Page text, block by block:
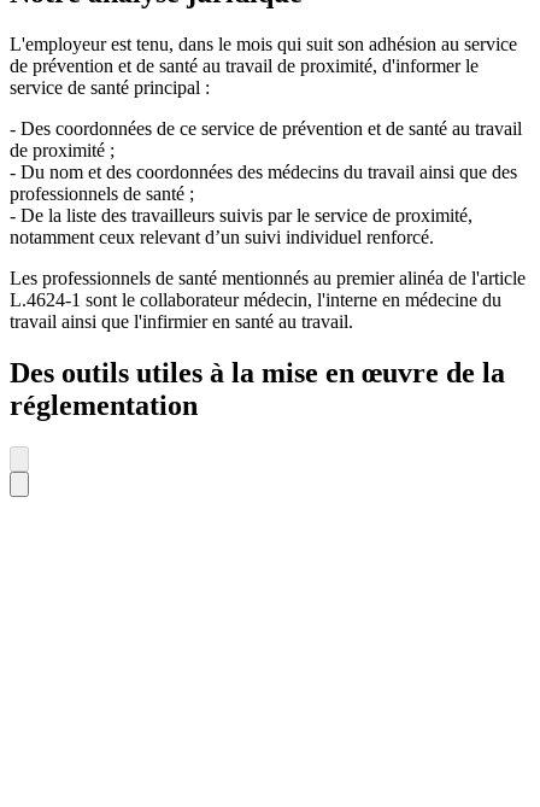
L'employeur est tenu, dans le mois qui suit son adhésion au service
de prévention et de santé au travail de proximité, d'informer le
service de santé principal :
- Des coordonnées de ce service de prévention et de santé au travail
de proximité ;
- Du nom et des coordonnées des médecins du travail ainsi que des
professionnels de santé ;
- De la liste des travailleurs suivis par le service de proximité,
notamment ceux relevant d’un suivi individuel renforcé.
Les professionnels de santé mentionnés au premier alinéa de l'article
L.4624-1 sont le collaborateur médecin, l'interne en médecine du
travail ainsi que l'infirmier en santé au travail.
Des outils utiles à la mise en œuvre de la
réglementation